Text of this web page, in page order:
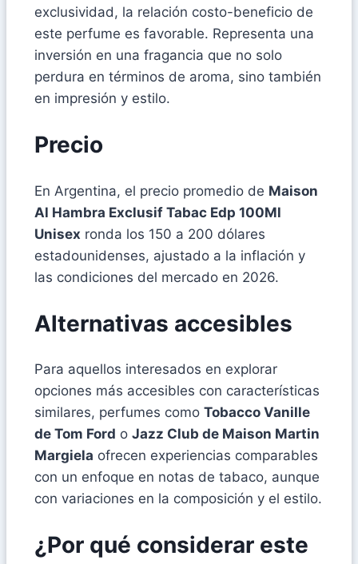
exclusividad, la relación costo-beneficio de
este perfume es favorable. Representa una
inversión en una fragancia que no solo
perdura en términos de aroma, sino también
en impresión y estilo.
Precio
En Argentina, el precio promedio de Maison
Al Hambra Exclusif Tabac Edp 100Ml
Unisex ronda los 150 a 200 dólares
estadounidenses, ajustado a la inflación y
las condiciones del mercado en 2026.
Alternativas accesibles
Para aquellos interesados en explorar
opciones más accesibles con características
similares, perfumes como Tobacco Vanille
de Tom Ford o Jazz Club de Maison Martin
Margiela ofrecen experiencias comparables
con un enfoque en notas de tabaco, aunque
con variaciones en la composición y el estilo.
¿Por qué considerar este